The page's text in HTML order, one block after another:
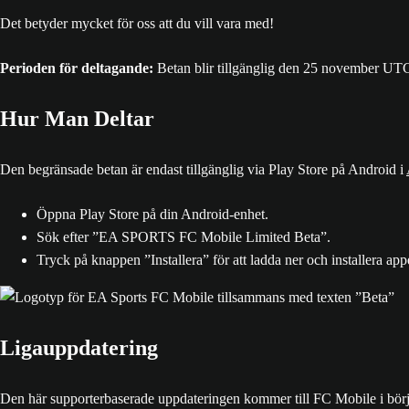
Det betyder mycket för oss att du vill vara med!
Perioden för deltagande: Betan blir tillgänglig den 25 november
Hur Man Deltar
Den begränsade betan är endast tillgänglig via Play Store på Android i
Öppna Play Store på din Android-enhet.
Sök efter ”EA SPORTS FC Mobile Limited Beta”.
Tryck på knappen ”Installera” för att ladda ner och installera
Ligauppdatering
Den här supporterbaserade uppdateringen kommer till FC Mobile i